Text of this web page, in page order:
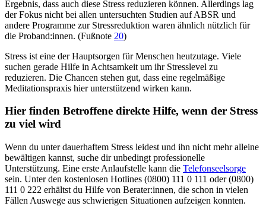
Ergebnis, dass auch diese Stress reduzieren können. Allerdings lag
der Fokus nicht bei allen untersuchten Studien auf ABSR und
andere Programme zur Stressreduktion waren ähnlich nützlich für
die Proband:innen. (Fußnote 20)
Stress ist eine der Hauptsorgen für Menschen heutzutage. Viele
suchen gerade Hilfe in Achtsamkeit um ihr Stresslevel zu
reduzieren. Die Chancen stehen gut, dass eine regelmäßige
Meditationspraxis hier unterstützend wirken kann.
Hier finden Betroffene direkte Hilfe, wenn der Stress
zu viel wird
Wenn du unter dauerhaftem Stress leidest und ihn nicht mehr alleine
bewältigen kannst, suche dir unbedingt professionelle
Unterstützung. Eine erste Anlaufstelle kann die Telefonseelsorge
sein. Unter den kostenlosen Hotlines (0800) 111 0 111 oder (0800)
111 0 222 erhältst du Hilfe von Berater:innen, die schon in vielen
Fällen Auswege aus schwierigen Situationen aufzeigen konnten.